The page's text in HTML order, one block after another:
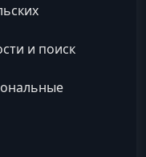
и поиск